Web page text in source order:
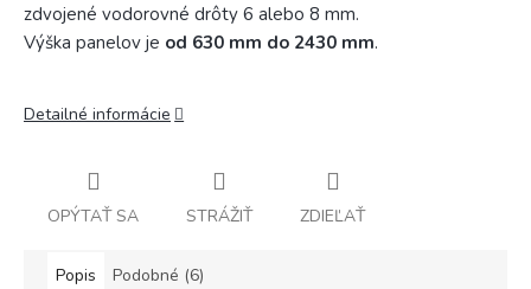
zdvojené vodorovné drôty 6 alebo 8 mm.
Výška panelov je od 630 mm do 2430 mm.
Detailné informácie
OPÝTAŤ SA STRÁŽIŤ ZDIEĽAŤ
Popis Podobné (6)